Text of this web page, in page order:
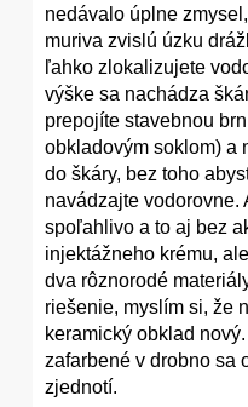
nedávalo úplne
muriva zvislú úzku
ľahko zlokalizujete
výške sa nachádza
prepojíte stavebnou
obkladovým soklom) a
do škáry, bez toho
navádzajte vodorovne.
spoľahlivo a to aj bez
injektážneho krému,
dva rôznorodé
riešenie, myslím si, že
keramický obklad
zafarbené v drobno sa
zjednotí.